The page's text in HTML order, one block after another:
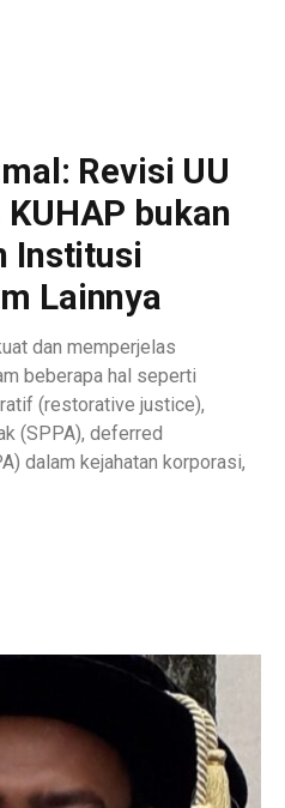
Revisi UU
bukan
Institusi
Lainnya
dan memperjelas
beberapa hal seperti
(restorative justice),
(SPPA), deferred
dalam kejahatan korporasi,